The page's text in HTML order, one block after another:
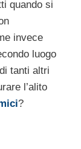
quando si
invece
luogo
tanti altri
l’alito
?